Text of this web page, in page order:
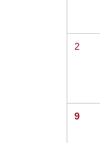
2
9